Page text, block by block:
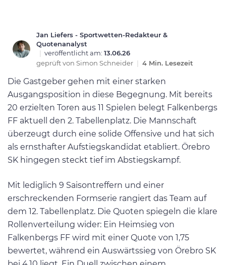
Jan Liefers - Sportwetten-Redakteur &
Quotenanalyst
| veröffentlicht am: 13.06.26
geprüft von Simon Schneider | 4 Min. Lesezeit
Die Gastgeber gehen mit einer starken
Ausgangsposition in diese Begegnung. Mit bereits
20 erzielten Toren aus 11 Spielen belegt Falkenbergs
FF aktuell den 2. Tabellenplatz. Die Mannschaft
überzeugt durch eine solide Offensive und hat sich
als ernsthafter Aufstiegskandidat etabliert. Örebro
SK hingegen steckt tief im Abstiegskampf.
Mit lediglich 9 Saisontreffern und einer
erschreckenden Formserie rangiert das Team auf
dem 12. Tabellenplatz. Die Quoten spiegeln die klare
Rollenverteilung wider: Ein Heimsieg von
Falkenbergs FF wird mit einer Quote von 1,75
bewertet, während ein Auswärtssieg von Örebro SK